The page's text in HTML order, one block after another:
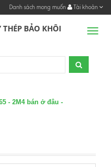
Danh sách mong muốn Tài khoản
BẢO KHÔI
- 2M4 bán ở đâu -